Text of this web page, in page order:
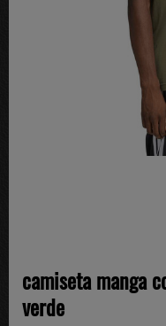
camiseta manga
verde